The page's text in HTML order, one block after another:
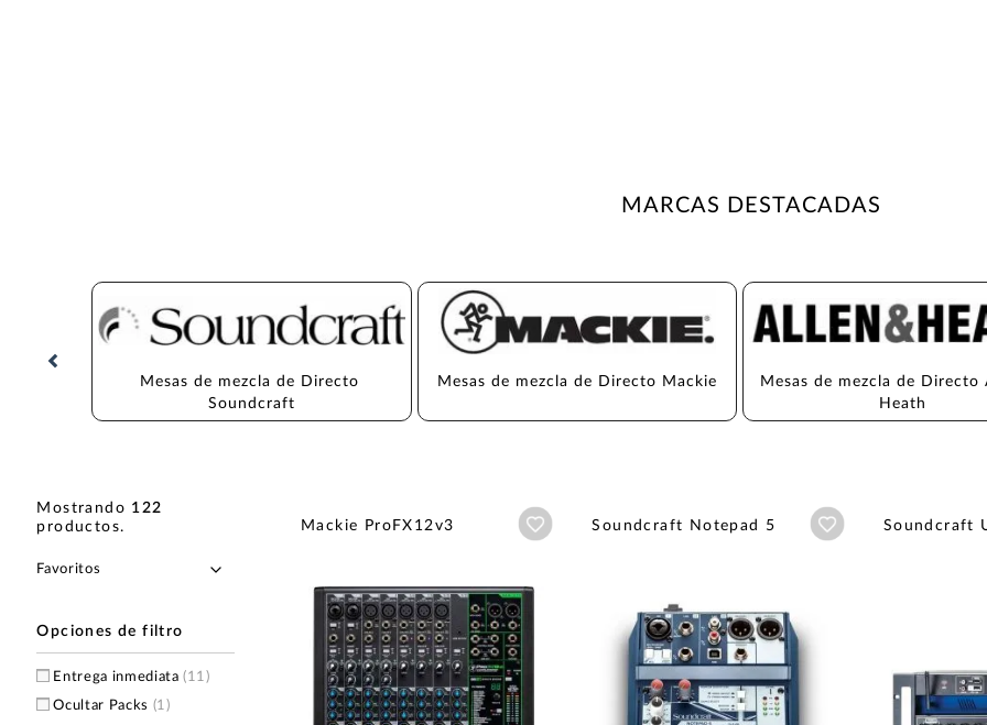
MARCAS DESTACADAS
Mesas de mezcla de Directo
Soundcraft
Mesas de mezcla de Directo Mackie
Mesas de mezcla de Directo
Heath
Mostrando 122
productos.
Opciones de filtro
Entrega inmediata(11)
Ocultar Packs (1)
Mackie ProFX12v3 Añadir a wishlist
Soundcraft Notepad 5 Añadir a wishlist
Soundcraft